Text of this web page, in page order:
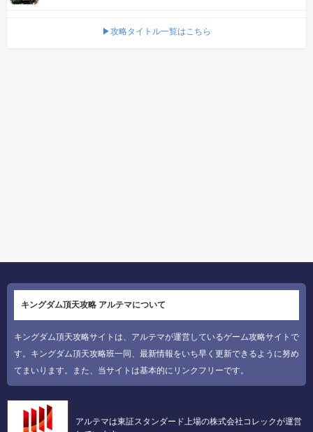
▶攻略タイトル一覧はこちら
キングダム頂天攻略 アルテマについて
キングダム頂天攻略サイトは、アルテマが運営しているゲーム攻略サイトで
す。キングダム頂天攻略班一同、最新情報をいち早く更新できるように努め
てまいります。また、当サイトは基本的にリンクフリーです。
アルテマは東証スタンダード上場の株式会社コレックが運営